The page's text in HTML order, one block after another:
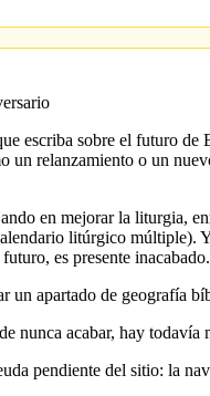
escriba sobre el futuro de
un relanzamiento o un
en mejorar la liturgia,
litúrgico múltiple).
es presente inacabado.
un apartado de geografía
nunca acabar, hay todavía
pendiente del sitio: la